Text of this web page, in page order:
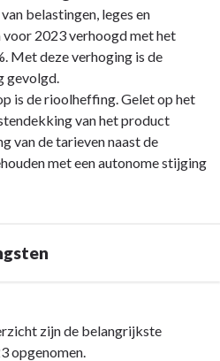
belastingen, leges en
2023 verhoogd met het
Met deze verhoging is de
gevolgd.
is de rioolheffing. Gelet op het
van het product
van de tarieven naast de
met een autonome stijging
zijn de belangrijkste
opgenomen.